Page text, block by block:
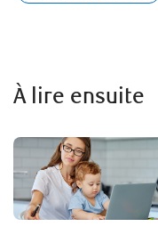
À lire ensuite